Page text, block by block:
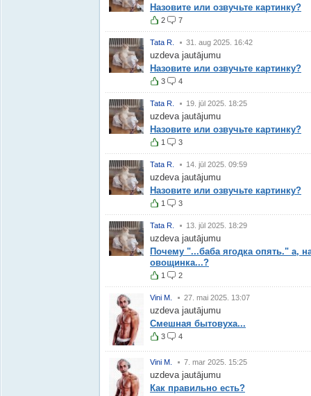
Назовите или озвучьте картинку?
2 7
Tata R. 31. aug 2025. 16:42
uzdeva jautājumu
Назовите или озвучьте картинку?
3 4
Tata R. 19. jūl 2025. 18:25
uzdeva jautājumu
Назовите или озвучьте картинку?
1 3
Tata R. 14. jūl 2025. 09:59
uzdeva jautājumu
Назовите или озвучьте картинку?
1 3
Tata R. 13. jūl 2025. 18:29
uzdeva jautājumu
Почему "...баба ягодка опять." а,
овощинка...?
1 2
Vini M. 27. mai 2025. 13:07
uzdeva jautājumu
Смешная бытовуха...
3 4
Vini M. 7. mar 2025. 15:25
uzdeva jautājumu
Как правильно есть?